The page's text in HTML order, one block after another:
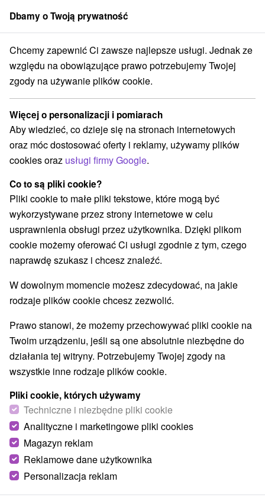
członek grupySorger
Priváty Západné Slovensko Nitriansky kraj Štúrovo
Priváty Štúrovo
Kategorie
Wszystkie kategorie
Hotele na Slovacji(4)
Apartmány(26) Chaty na prenájom
Penzióny (12) Priváty
Wybierz lokalizację lub datę
WSZYSTKO NAJTAŃSZE NAJDROŻSZE NA
Ubytovanie Starý orech Štúrovo
Dbamy o Twoją prywatność
Chcemy zapewnić Ci zawsze najlepsze usługi. Jednak ze
względu na obowiązujące prawo potrzebujemy Twojej
zgody na używanie plików cookie.
Więcej o personalizacji i pomiarach
Aby wiedzieć, co dzieje się na stronach internetowych
oraz móc dostosować oferty i reklamy, używamy plików
cookies oraz usługi firmy Google.
Co to są pliki cookie?
Pliki cookie to małe pliki tekstowe, które mogą być
wykorzystywane przez strony internetowe w celu
usprawnienia obsługi przez użytkownika. Dzięki plikom
cookie możemy oferować Ci usługi zgodnie z tym, czego
naprawdę szukasz i chcesz znaleźć.
W dowolnym momencie możesz zdecydować, na jakie
rodzaje plików cookie chcesz zezwolić.
Prawo stanowi, że możemy przechowywać pliki cookie na
Twoim urządzeniu, jeśli są one absolutnie niezbędne do
działania tej witryny. Potrzebujemy Twojej zgody na
wszystkie inne rodzaje plików cookie.
Pliki cookie, których używamy
Techniczne i niezbędne pliki cookie
Analityczne i marketingowe pliki cookies
Magazyn reklam
Reklamowe dane użytkownika
Personalizacja reklam